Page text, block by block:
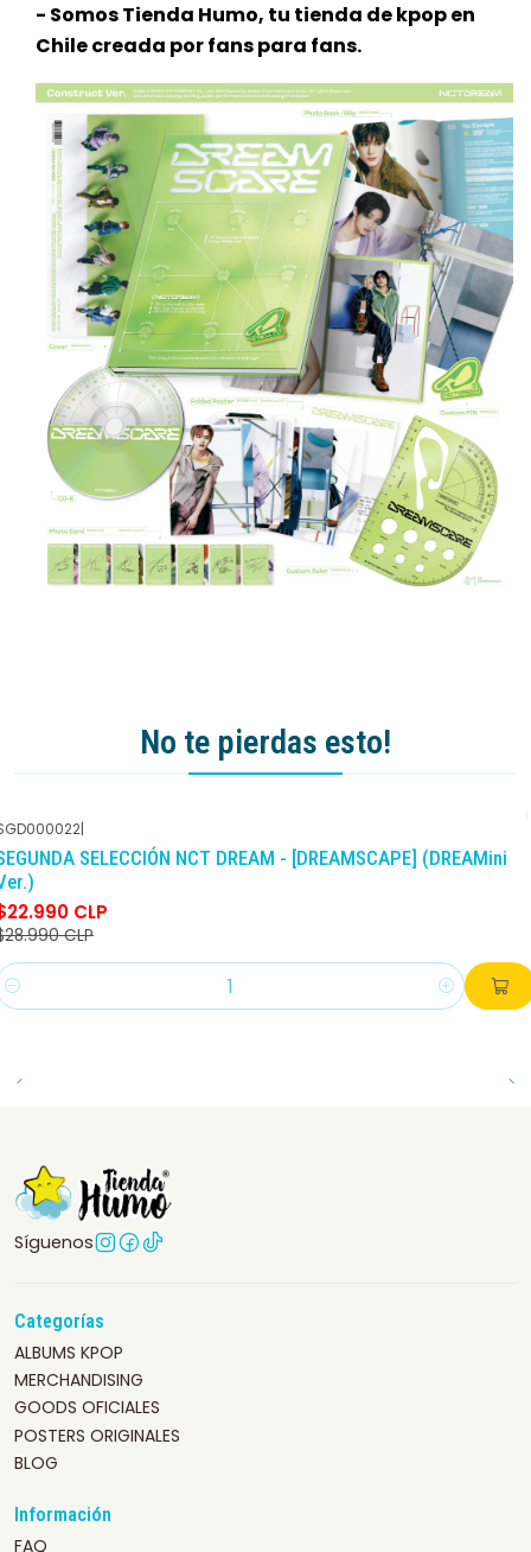
- Somos Tienda Humo, tu tienda de kpop en
Chile creada por fans para fans.
No te pierdas esto!
-21% DCTO
SELECCIÓN NCT DREAM - [DREAMSCAPE] (DREAMini
CLP
CLP
Síguenos
Categorías
ALBUMS KPOP
MERCHANDISING
GOODS OFICIALES
POSTERS ORIGINALES
BLOG
Información
FAQ